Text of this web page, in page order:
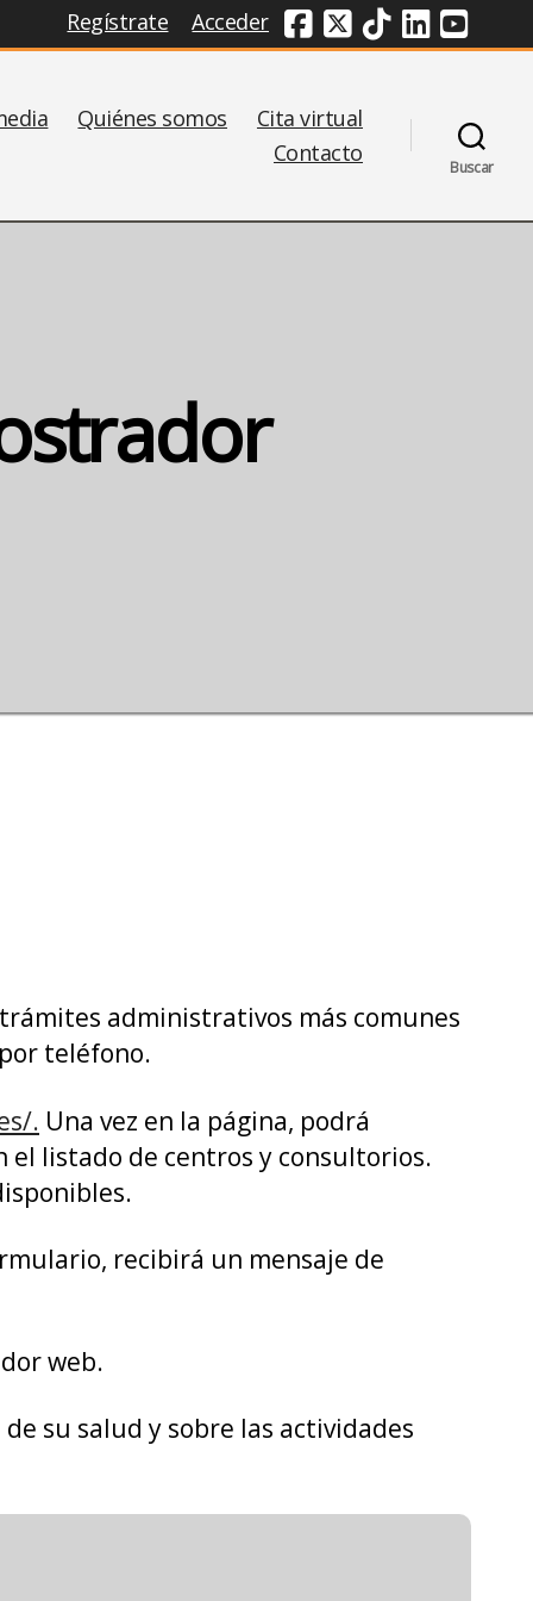
Regístrate Acceder Redes Sociales
Quiénes somos
Cita virtual
Contacto
Buscar
trámites administrativos más comunes
teléfono.
. Una vez en la página, podrá
el listado de centros y consultorios.
recibirá un mensaje de
web.
su salud y sobre las actividades